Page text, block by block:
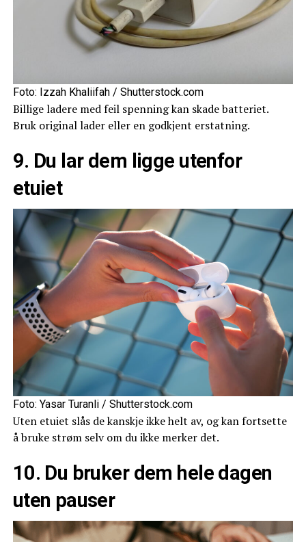
Foto: Izzah Khaliifah / Shutterstock.com
Billige ladere med feil spenning kan skade batteriet.
Bruk original lader eller en godkjent erstatning.
9. Du lar dem ligge utenfor
etuiet
Foto: Yasar Turanli / Shutterstock.com
Uten etuiet slås de kanskje ikke helt av, og kan fortsette
å bruke strøm selv om du ikke merker det.
10. Du bruker dem hele dagen
uten pauser